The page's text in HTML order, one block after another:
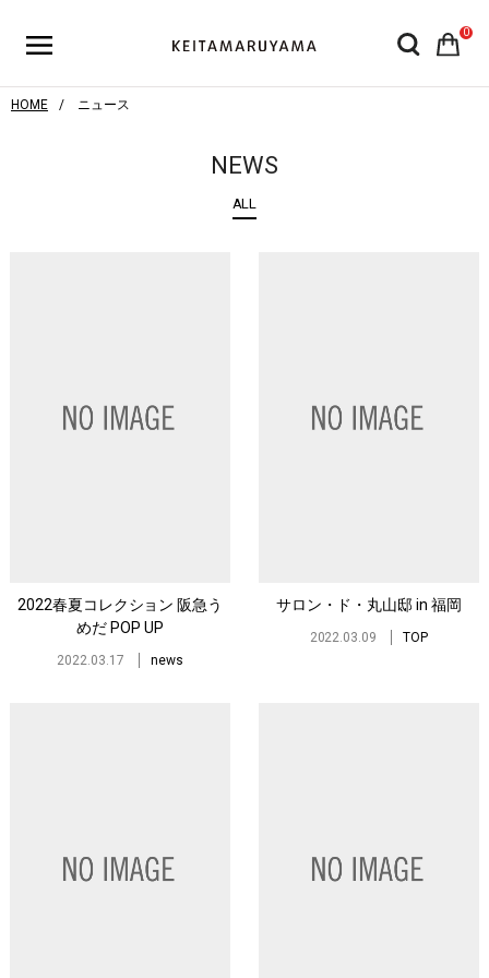
0
HOME ニュース
NEWS
ALL
2022春夏コレクション 阪急う
めだ POP UP
2022.03.17 news
サロン・ド・丸山邸 in 福岡
2022.03.09 TOP